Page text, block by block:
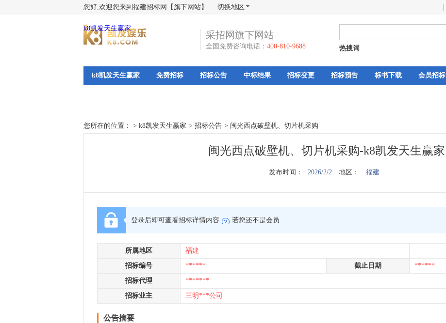
您好,欢迎您来到福建招标网【旗下网站】 切换地区
k8凯发天生赢家
采招网旗下网站
全国免费咨询电话： 400-810-9688 热搜词
k8凯发天生赢家 免费招标 招标公告 中标结果 招标变更 招标预告 标书下载 会员招标
您所在的位置： > k8凯发天生赢家 > 招标公告 > 闽光西点破壁机、切片机采购
闽光西点破壁机、切片机采购-k8凯发天生赢家
发布时间： 2026/2/2 地区： 福建
登录后即可查看招标详情内容 若您还不是会员
所属地区 福建
招标编号 ****** 截止日期 ******
招标代理 *******
招标业主 三明***公司
公告摘要